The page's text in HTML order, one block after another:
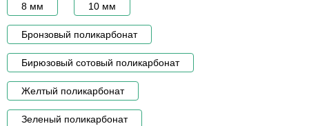
8 мм 10 мм
Бронзовый поликарбонат
Бирюзовый сотовый поликарбонат
Желтый поликарбонат
Зеленый поликарбонат